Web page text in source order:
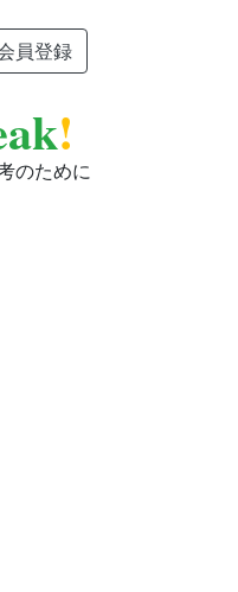
員登録
!
のために